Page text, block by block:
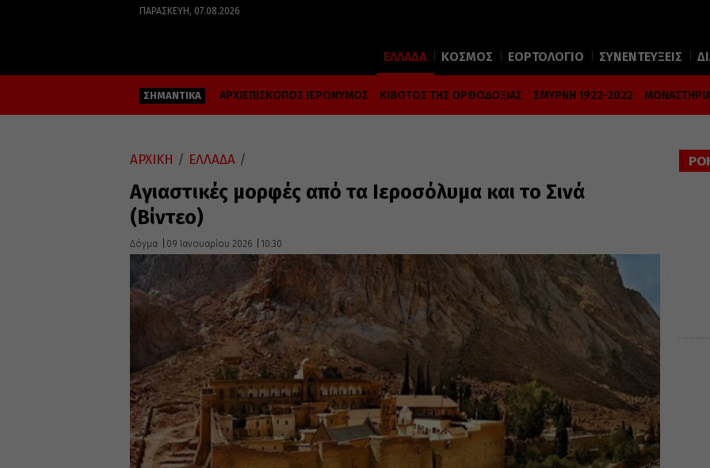
ΠΑΡΑΣΚΕΥΉ, 07.08.2026
ΕΛΛΑΔΑ ΚΟΣΜΟΣ ΕΟΡΤΟΛΟΓΙΟ ΣΥΝΕΝΤΕΥΞΕΙΣ
ΣΗΜΑΝΤΙΚΑ ΑΡΧΙΕΠΙΣΚΟΠΟΣ ΙΕΡΩΝΥΜΟΣ ΚΙΒΩΤΟΣ ΤΗΣ ΟΡΘΟΔΟΞΙΑΣ ΣΜΥΡΝΗ 1922-2022
ΑΡΧΙΚΗ / ΕΛΛΑΔΑ /
Αγιαστικές μορφές από τα Ιεροσόλυμα και το Σινά
(Βίντεο)
Δόγμα 09 Ιανουαρίου 2026 10:30